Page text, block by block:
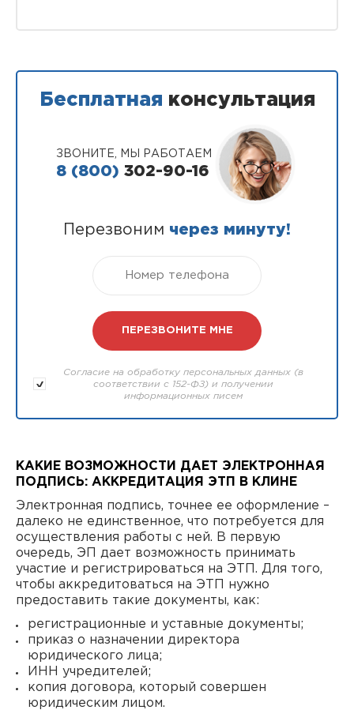
Бесплатная консультация
ЗВОНИТЕ, МЫ РАБОТАЕМ
8 (800) 302-90-16
Перезвоним через минуту!
Согласие на обработку персональных данных (в
соответствии с 152-ФЗ) и получении
информационных писем
КАКИЕ ВОЗМОЖНОСТИ ДАЕТ ЭЛЕКТРОННАЯ
ПОДПИСЬ: АККРЕДИТАЦИЯ ЭТП В КЛИНЕ
Электронная подпись, точнее ее оформление –
далеко не единственное, что потребуется для
осуществления работы с ней. В первую
очередь, ЭП дает возможность принимать
участие и регистрироваться на ЭТП. Для того,
чтобы аккредитоваться на ЭТП нужно
предоставить такие документы, как:
регистрационные и уставные документы;
приказ о назначении директора
юридического лица;
ИНН учредителей;
копия договора, который совершен
юридическим лицом.